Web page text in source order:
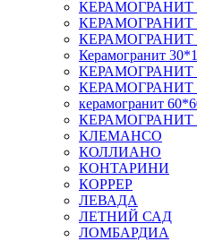
КЕРАМОГРАНИТ
КЕРАМОГРАНИТ
КЕРАМОГРАНИТ
Керамогранит
КЕРАМОГРАНИТ
КЕРАМОГРАНИТ
керамогранит
КЕРАМОГРАНИТ
КЛЕМАНСО
КОЛЛИАНО
КОНТАРИНИ
КОРРЕР
ЛЕВАДА
ЛЕТНИЙ САД
ЛОМБАРДИА